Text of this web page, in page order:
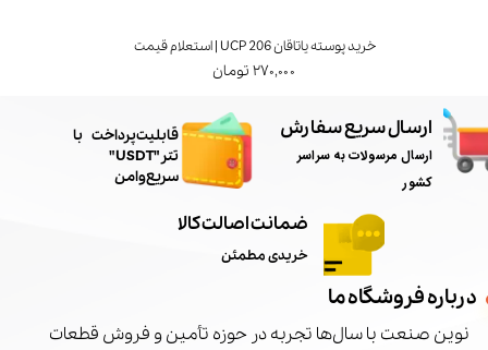
خرید پوسته یاتاقان UCP 206 | استعلام قیمت
۲۷۰,۰۰۰ تومان
ارسال سریع سفارش
ارسال مرسولات به سراسر
کشور
ضمانت اصالت کالا
خریدی مطمئن
درباره فروشگاه ما
نوین صنعت با سال‌ها تجربه در حوزه تأمین و فروش قطعات
​قابلیت پرداخت با
تتر"USDT"
سریع و امن